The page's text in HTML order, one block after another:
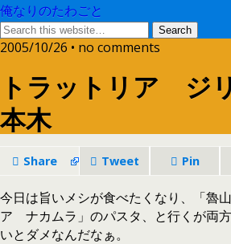
俺なりのたわごと
2005/10/26 • no comments
トラットリア ジ
本木
Share Tweet Pin
今日は旨いメシが食べたくなり、「魯
ア ナカムラ」のパスタ、と行くが両
いとダメなんだなぁ。